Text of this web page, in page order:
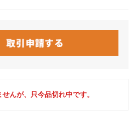
んが、只今品切れ中です。